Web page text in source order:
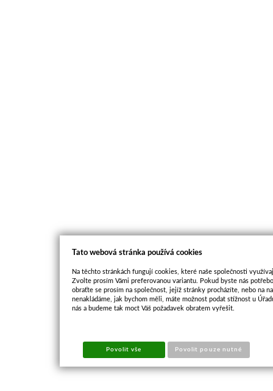
Tato webová stránka používá cookies
Na těchto stránkách fungují cookies, které naše společnosti
Zvolte prosím Vámi preferovanou variantu. Pokud byste nás
obraťte se prosím na společnost, jejíž stránky procházíte, nebo na
nenakládáme, jak bychom měli, máte možnost podat stížnost u
nás a budeme tak moct Váš požadavek obratem vyřešit.
Povolit vše Povolit pouze nutné